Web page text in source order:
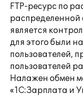
FTP-ресурс по
является
для этого были
пользователей,
пользователей
Налажен обмен
«1С:Зарплата и